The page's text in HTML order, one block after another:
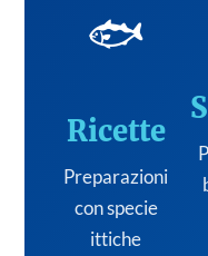
🐟
Ricette
Preparazioni
con specie
ittiche